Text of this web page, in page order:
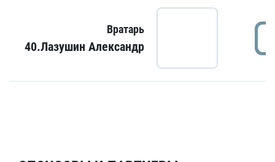
Вратарь
40.Лазушин Александр